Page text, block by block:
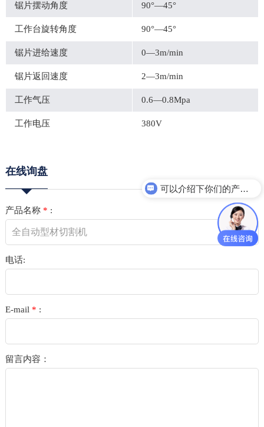
锯片摆动角度 90°—45°
工作台旋转角度 90°—45°
锯片进给速度 0—3m/min
锯片返回速度 2—3m/min
工作气压 0.6—0.8Mpa
工作电压 380V
在线询盘
产品名称* :
电话:
E-mail* :
留言内容：
可以介绍下你们的产品么？